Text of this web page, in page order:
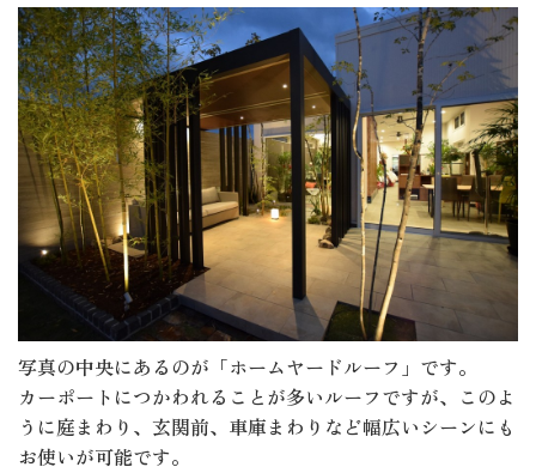
写真の中央にあるのが「ホームヤードルーフ」です。
カーポートにつかわれることが多いルーフですが、このよ
うに庭まわり、玄関前、車庫まわりなど幅広いシーンにも
お使いが可能です。